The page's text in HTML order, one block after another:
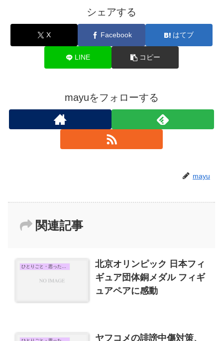
シェアする
X Facebook はてブ
LINE コピー
mayuをフォローする
mayu
関連記事
ひとりごと・思ったこと
北京オリンピック 日本フィ
ギュア団体銅メダル フィギ
ュアペアに感動
ヤフコメの誹謗中傷対策、